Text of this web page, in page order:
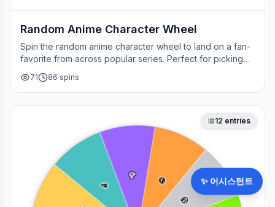
Random Anime Character Wheel
Spin the random anime character wheel to land on a fan-
favorite from across popular series. Perfect for picking
your next cosplay, choosing a character to draw, or
deciding who to main in a fan debate.
71 86 spins
💀
🎉
🥳
😎
12 entries
✨ 어시스턴트